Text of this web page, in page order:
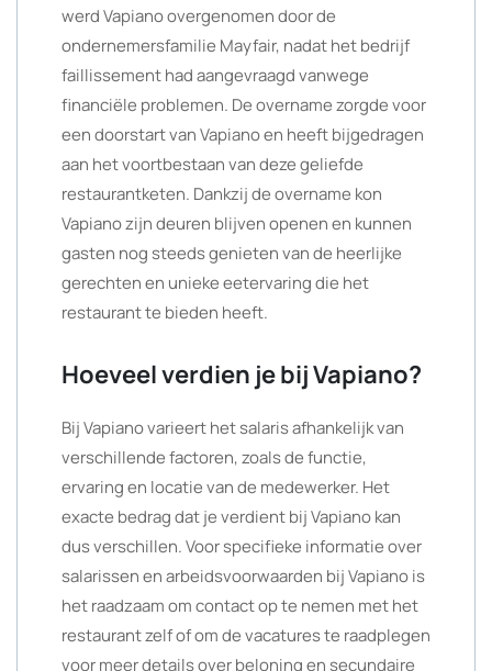
werd Vapiano overgenomen door de
ondernemersfamilie Mayfair, nadat het bedrijf
faillissement had aangevraagd vanwege
financiële problemen. De overname zorgde voor
een doorstart van Vapiano en heeft bijgedragen
aan het voortbestaan van deze geliefde
restaurantketen. Dankzij de overname kon
Vapiano zijn deuren blijven openen en kunnen
gasten nog steeds genieten van de heerlijke
gerechten en unieke eetervaring die het
restaurant te bieden heeft.
Hoeveel verdien je bij Vapiano?
Bij Vapiano varieert het salaris afhankelijk van
verschillende factoren, zoals de functie,
ervaring en locatie van de medewerker. Het
exacte bedrag dat je verdient bij Vapiano kan
dus verschillen. Voor specifieke informatie over
salarissen en arbeidsvoorwaarden bij Vapiano is
het raadzaam om contact op te nemen met het
restaurant zelf of om de vacatures te raadplegen
voor meer details over beloning en secundaire